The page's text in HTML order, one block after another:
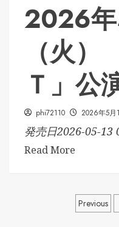
2026
（火）
Ｔ」公
phi72110 2026年5月
発売日2026-05-13
Read More
投
Previous